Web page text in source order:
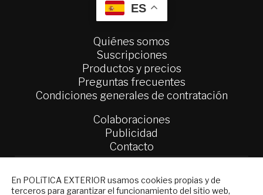
ES
Quiénes somos
Suscripciones
Productos y precios
Preguntas frecuentes
Condiciones generales de contratación
Colaboraciones
Publicidad
Contacto
Informe Semanal de Política Exterior
En POLíTICA EXTERIOR usamos cookies propias y de
terceros para garantizar el funcionamiento del sitio web,
NEWSLETTER